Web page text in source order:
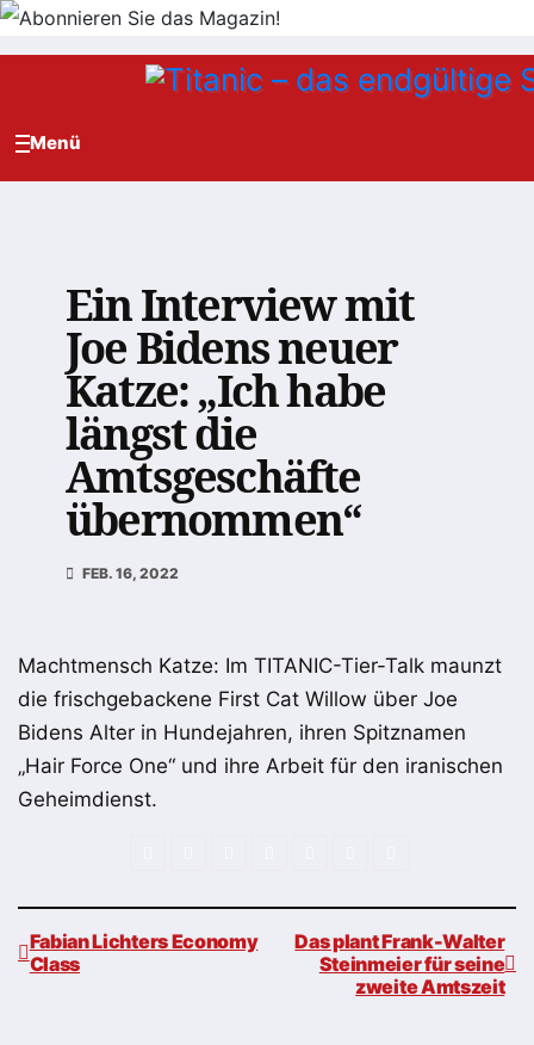
Zum
Ein Interview mit
Joe Bidens neuer
Katze: „Ich habe
längst die
Amtsgeschäfte
übernommen“
FEB. 16, 2022
Machtmensch Katze: Im TITANIC-Tier-Talk maunzt
die frischgebackene First Cat Willow über Joe
Bidens Alter in Hundejahren, ihren Spitznamen
„Hair Force One“ und ihre Arbeit für den iranischen
Geheimdienst.
Das plant Frank-Walter
Steinmeier für seine
zweite Amtszeit
Fabian Lichters Economy
Class